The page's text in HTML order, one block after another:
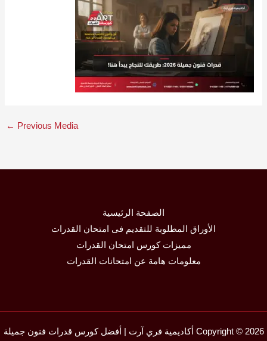
← Previous Media
الصفحة الرئيسية
الأوراق المطلوبة للتقديم فى امتحان القدرات
مميزات كورس امتحان القدرات
معلومات هامة عن امتحانات القدرات
Copyright © 2026 أكاديمية فري آرت | أفضل كورس قدرات فنون جميلة